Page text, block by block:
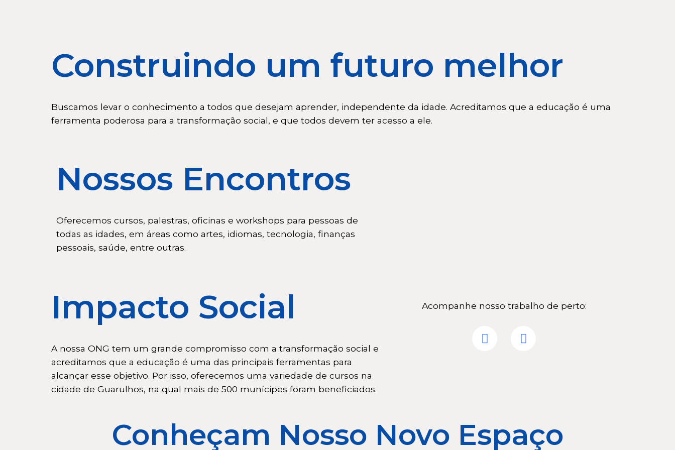
Construindo um futuro melhor
Buscamos levar o conhecimento a todos que desejam aprender, independente da idade. Acreditamos que a educação é uma
ferramenta poderosa para a transformação social, e que todos devem ter acesso a ele.
Nossos Encontros
Oferecemos cursos, palestras, oficinas e workshops para pessoas de
todas as idades, em áreas como artes, idiomas, tecnologia, finanças
pessoais, saúde, entre outras.
Impacto Social
A nossa ONG tem um grande compromisso com a transformação social e
acreditamos que a educação é uma das principais ferramentas para
alcançar esse objetivo. Por isso, oferecemos uma variedade de cursos na
cidade de Guarulhos, na qual mais de 500 munícipes foram beneficiados.
Acompanhe nosso trabalho de perto:
Conheçam Nosso Novo Espaço